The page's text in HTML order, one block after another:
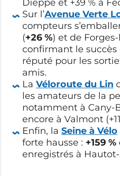
Dieppe et +39 % à
Sur l’Avenue Verte
compteurs
(+26 %) et de Forges-
confirmant le
réputé pour les
amis.
La Véloroute du Lin
les amateurs de la
notamment à Cany-
encore à Valmont
Enfin, la Seine à Vélo
forte hausse : +159
enregistrés à